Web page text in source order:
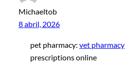
Michaeltob
8 abril, 2026
pet pharmacy: vet pharmacy
prescriptions online